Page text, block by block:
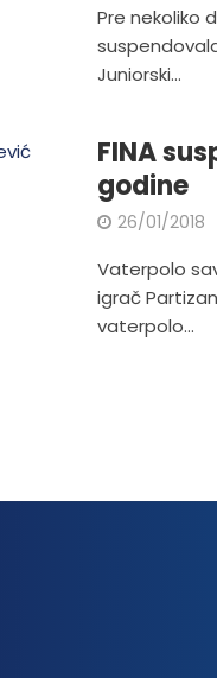
Pre nekoliko
Juniorski...
FINA
godine
26/01/2018
Vaterpolo
igrač
vaterpolo...